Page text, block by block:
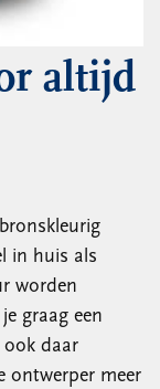
altijd
in huis als
worden
graag een
ook daar
ontwerper meer